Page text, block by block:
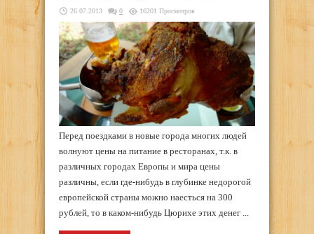
26.07.2013 0 16201 Просмотров
Перед поездками в новые города многих людей
волнуют цены на питание в ресторанах, т.к. в
различных городах Европы и мира цены
различны, если где-нибудь в глубинке недорогой
европейской страны можно наесться на 300
рублей, то в каком-нибудь Цюрихе этих денег ...